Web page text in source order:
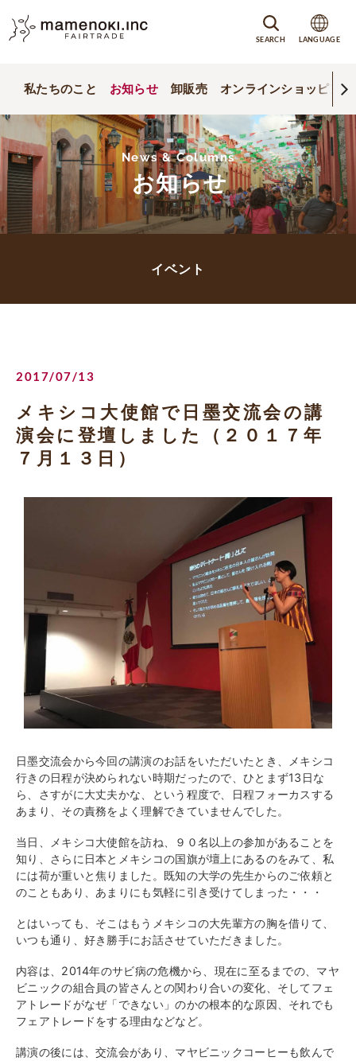
SEARCH LANGUAGE
私たちのこと お知らせ 卸販売 オンラインショッピング
News & Columns
お知らせ
イベント
2017/07/13
メキシコ大使館で日墨交流会の講
演会に登壇しました（２０１７年
７月１３日）
日墨交流会から今回の講演のお話をいただいたとき、メキシコ
行きの日程が決められない時期だったので、ひとまず13日な
ら、さすがに大丈夫かな、という程度で、日程フォーカスする
あまり、その責務をよく理解できていませんでした。
当日、メキシコ大使館を訪ね、９０名以上の参加があることを
知り、さらに日本とメキシコの国旗が壇上にあるのをみて、私
には荷が重いと焦りました。既知の大学の先生からのご依頼と
のこともあり、あまりにも気軽に引き受けてしまった・・・
とはいっても、そこはもうメキシコの大先輩方の胸を借りて、
いつも通り、好き勝手にお話させていただきました。
内容は、2014年のサビ病の危機から、現在に至るまでの、マヤ
ビニックの組合員の皆さんとの関わり合いの変化、そしてフェ
アトレードがなぜ「できない」のかの根本的な原因、それでも
フェアトレードをする理由などなど。
講演の後には、交流会があり、マヤビニックコーヒーも飲んで